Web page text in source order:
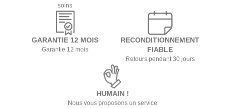
soins
GARANTIE 12 MOIS
Garantie 12 mois
RECONDITIONNEMENT
FIABLE
Retours pendant 30 jours
HUMAIN !
Nous vous proposons un service